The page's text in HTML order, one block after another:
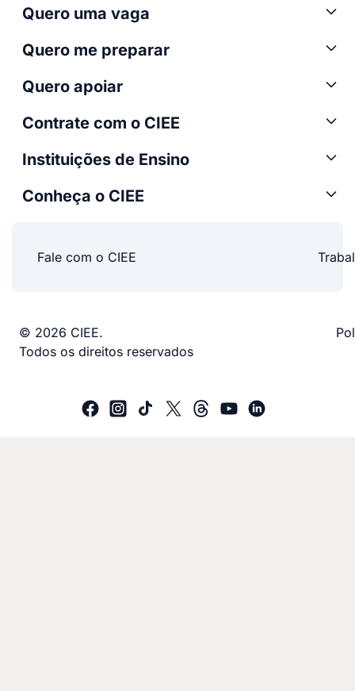
Quero uma vaga
Quero me preparar
Quero apoiar
Contrate com o CIEE
Instituições de Ensino
Conheça o CIEE
Fale com o CIEE
© 2026 CIEE.
Todos os direitos reservados